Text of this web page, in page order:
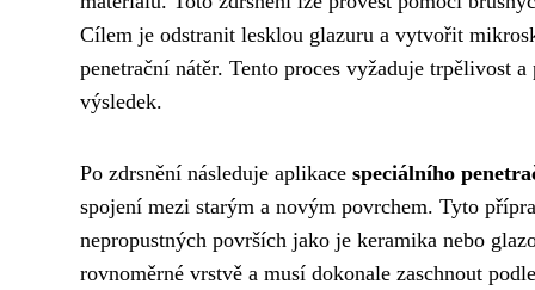
Cílem je odstranit lesklou glazuru a vytvořit
penetrační nátěr. Tento proces vyžaduje trpělivost
výsledek.
Po zdrsnění následuje aplikace speciálního
spojení mezi starým a novým povrchem. Tyto
nepropustných površích jako je keramika nebo
rovnoměrné vrstvě a musí dokonale zaschnout